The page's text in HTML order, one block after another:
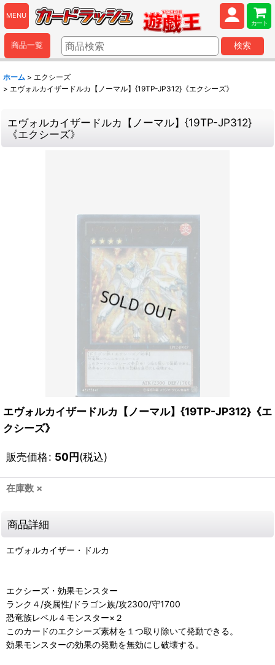
MENU
カート
商品一覧 検索
ホーム > エクシーズ
> エヴォルカイザードルカ【ノーマル】{19TP-JP312}《エクシーズ》
エヴォルカイザードルカ【ノーマル】{19TP-JP312}
《エクシーズ》
エヴォルカイザードルカ【ノーマル】{19TP-JP312}《エ
クシーズ》
販売価格: 50円(税込)
在庫数 ×
商品詳細
エヴォルカイザー・ドルカ
エクシーズ・効果モンスター
ランク４/炎属性/ドラゴン族/攻2300/守1700
恐竜族レベル４モンスター×２
このカードのエクシーズ素材を１つ取り除いて発動できる。
効果モンスターの効果の発動を無効にし破壊する。